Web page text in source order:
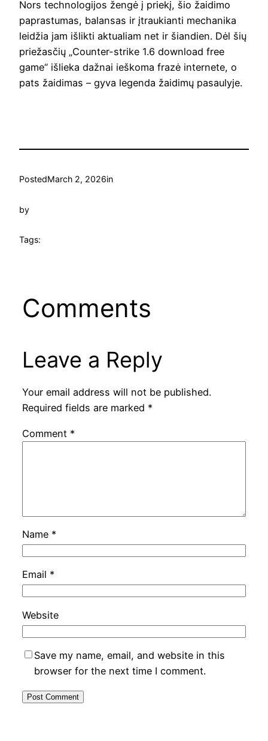
Nors technologijos žengė į priekį, šio žaidimo
paprastumas, balansas ir įtraukianti mechanika
leidžia jam išlikti aktualiam net ir šiandien. Dėl šių
priežasčių „Counter-strike 1.6 download free
game“ išlieka dažnai ieškoma frazė internete, o
pats žaidimas – gyva legenda žaidimų pasaulyje.
PostedMarch 2, 2026in
by
Tags:
Comments
Leave a Reply
Your email address will not be published.
Required fields are marked *
Comment *
Name *
Email *
Website
Save my name, email, and website in this
browser for the next time I comment.